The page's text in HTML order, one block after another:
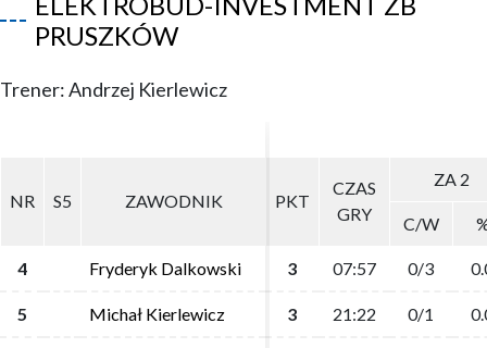
PRUSZKÓW
Trener: Andrzej Kierlewicz
NR S5 ZAWODNIK PKT
CZAS
GRY
ZA 2
C/W
4 Fryderyk Dalkowski 3 07:57 0/3
5 Michał Kierlewicz 3 21:22 0/1
NR S5 ZAWODNIK PKT
CZAS
GRY
ZA 2
C/W
4 Fryderyk Dalkowski 3 07:57 0/3
5 Michał Kierlewicz 3 21:22 0/1